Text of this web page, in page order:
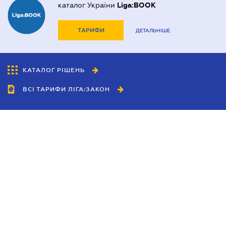
каталог України Liga:BOOK
ТАРИФИ ДЕТАЛЬНІШЕ
КАТАЛОГ РІШЕНЬ
ВСІ ТАРИФИ ЛІГА:ЗАКОН